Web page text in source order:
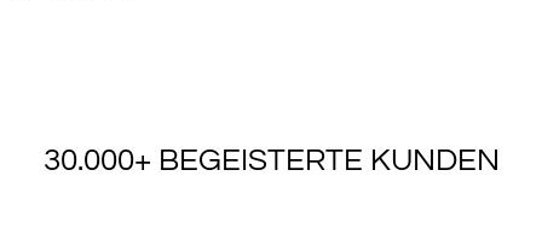
30.000+ BEGEISTERTE KUNDEN